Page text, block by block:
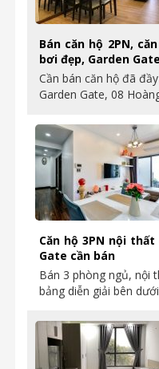
Bán căn hộ 2PN,
bơi đẹp, Garden
Cần bán căn hộ đã
Garden Gate, 08
Căn hộ 3PN nội
Gate cần bán
Bán 3 phòng ngủ, nội
bảng diễn giải bên